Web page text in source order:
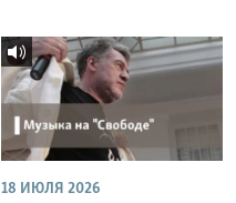
18 ИЮЛЯ 2026